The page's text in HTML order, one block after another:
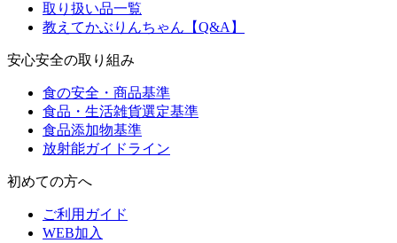
取り扱い品一覧
教えてかぶりんちゃん【Q&A】
安心安全の取り組み
食の安全・商品基準
食品・生活雑貨選定基準
食品添加物基準
放射能ガイドライン
初めての方へ
ご利用ガイド
WEB加入